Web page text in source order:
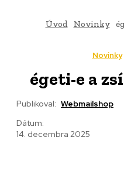
Úvod Novinky
Novinky
égeti-e a
Publikoval: Webmailshop
Dátum:
14. decembra 2025